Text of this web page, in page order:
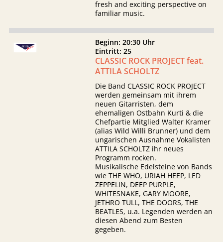
fresh and exciting perspective on
familiar music.
Beginn: 20:30 Uhr
Eintritt: 25
CLASSIC ROCK PROJECT feat.
ATTILA SCHOLTZ
Die Band CLASSIC ROCK PROJECT
werden gemeinsam mit ihrem
neuen Gitarristen, dem
ehemaligen Ostbahn Kurti & die
Chefpartie Mitglied Walter Kramer
(alias Wild Willi Brunner) und dem
ungarischen Ausnahme Vokalisten
ATTILA SCHOLTZ ihr neues
Programm rocken.
Musikalische Edelsteine von Bands
wie THE WHO, URIAH HEEP, LED
ZEPPELIN, DEEP PURPLE,
WHITESNAKE, GARY MOORE,
JETHRO TULL, THE DOORS, THE
BEATLES, u.a. Legenden werden an
diesen Abend zum Besten
gegeben.